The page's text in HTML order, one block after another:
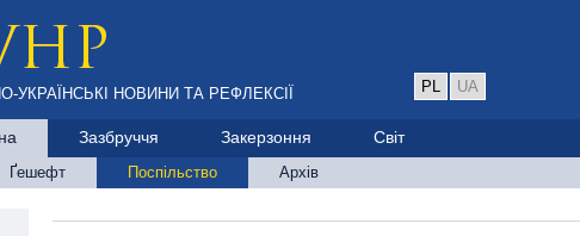
УКРАЇНСЬКІ НОВИНИ ТА РЕФЛЕКСІЇ PL UA
Зазбруччя Закерзоння Світ
Ґешефт Поспільство Архів